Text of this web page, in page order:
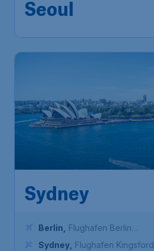
Seoul
Sydney
Berlin
Flughafen Berlin
Brandenburg
Sydney Flughafen Kingsford